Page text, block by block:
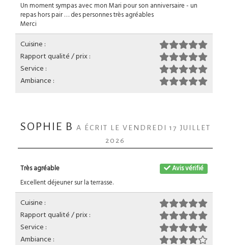
Un moment sympas avec mon Mari pour son anniversaire - un
repas hors pair … des personnes très agréables
Merci
Cuisine :
Rapport qualité / prix :
Service :
Ambiance :
SOPHIE B A ÉCRIT LE VENDREDI 17 JUILLET
2026
Avis vérifié
Très agréable
Excellent déjeuner sur la terrasse.
Cuisine :
Rapport qualité / prix :
Service :
Ambiance :